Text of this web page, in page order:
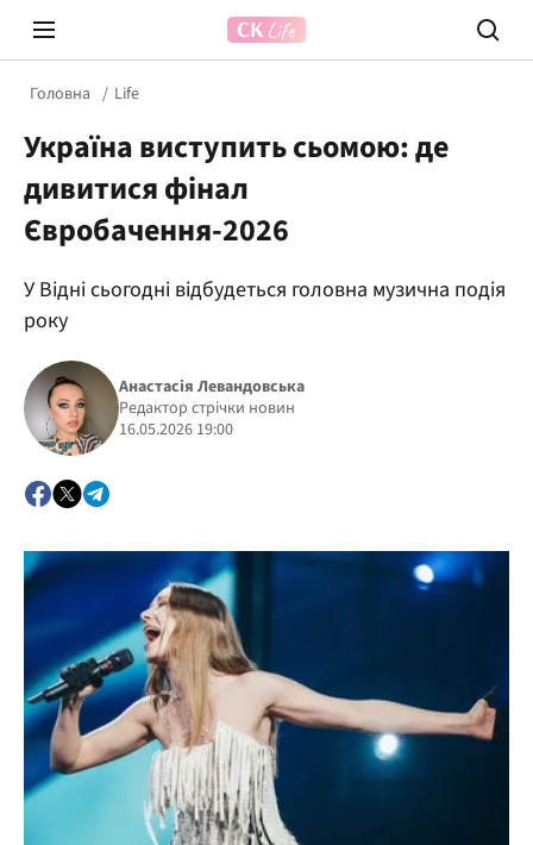
Prosecco Time
Головна Life
Україна виступить сьомою: де
дивитися фінал
Євробачення-2026
У Відні сьогодні відбудеться головна музична подія
року
Анастасія Левандовська
Редактор стрічки новин
16.05.2026 19:00